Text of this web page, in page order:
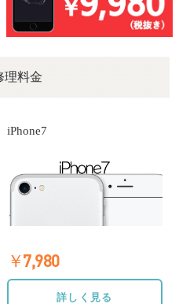
理料金
iPhone7
￥7,980
詳しく見る